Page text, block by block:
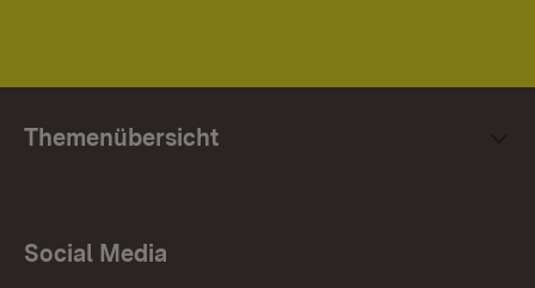
Themenübersicht
Social Media